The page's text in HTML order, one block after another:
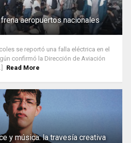
aeropuertos nacionales
se reportó una falla eléctrica en el
confirmó la Dirección de Aviación
Read More
y música: la travesía creativa